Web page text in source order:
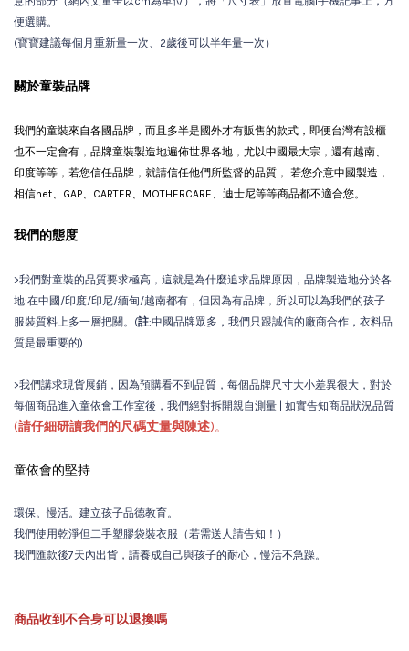
便選購。
(寶寶建議每個月重新量一次、2歲後可以半年量一次）
關於童裝品牌
我們的童裝來自各國品牌，而且多半是國外才有販售的款式，即便台灣有設櫃
也不一定會有 ，品牌童裝製造地遍佈世界各地，尤以中國最大宗，還有越南、
印度等等，若您信任品牌，就請信任他們所監督的品質， 若您介意中國製造，
相信net、GAP、CARTER、MOTHERCARE、迪士尼等等商品都不適合您。
我們的態度
>我們對童裝的品質要求極高，這就是為什麼追求品牌原因，品牌製造地分於各
地:在中國/印度/印尼/緬甸/越南都有，但因為有品牌，所以可以為我們的孩子
服裝質料上多一層把關。(註:中國品牌眾多，我們只跟誠信的廠商合作，衣料品
質是最重要的)
>我們講求現貨展銷，因為預購看不到品質，每個品牌尺寸大小差異很大，對於
每個商品進入童依會工作室後，我們絕對拆開親自測量 | 如實告知商品狀況品質
(請仔細研讀我們的尺碼丈量與陳述)。
童依會的堅持
環保。慢活。建立孩子品德教育。
我們使用乾淨但二手塑膠袋裝衣服（若需送人請告知！）
我們匯款後7天內出貨，請養成自己與孩子的耐心，慢活不急躁。
商品收到不合身可以退換嗎